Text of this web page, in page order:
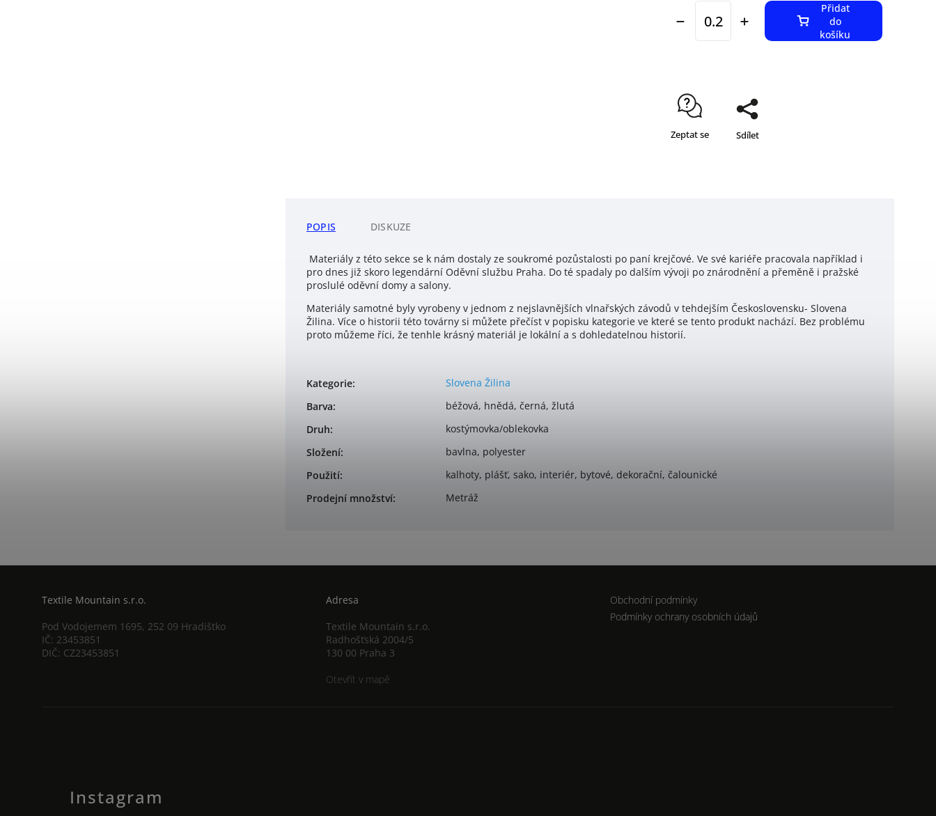
Přidat
do
košíku
Zeptat se Sdílet
POPIS DISKUZE
Materiály z této sekce se k nám dostaly ze soukromé pozůstalosti po paní krejčové. Ve své kariéře pracovala například i
pro dnes již skoro legendární Oděvní službu Praha. Do té spadaly po dalším vývoji po znárodnění a přeměně i pražské
proslulé oděvní domy a salony.
Materiály samotné byly vyrobeny v jednom z nejslavnějších vlnařských závodů v tehdejším Československu- Slovena
Žilina. Více o historii této továrny si můžete přečíst v popisku kategorie ve které se tento produkt nachází. Bez problému
proto můžeme říci, že tenhle krásný materiál je lokální a s dohledatelnou historií.
Kategorie:
Slovena Žilina
Barva:
béžová, hnědá, černá, žlutá
Druh:
kostýmovka/oblekovka
Složení:
bavlna, polyester
Použití:
kalhoty, plášť, sako, interiér, bytové, dekorační, čalounické
Prodejní množství: Metráž
Textile Mountain s.r.o.
Pod Vodojemem 1695, 252 09 Hradištko
IČ: 23453851
DIČ: CZ23453851
Adresa
Textile Mountain s.r.o.
Radhošťská 2004/5
130 00 Praha 3
Otevřít v mapě
Instagram
Obchodní podmínky
Podmínky ochrany osobních údajů